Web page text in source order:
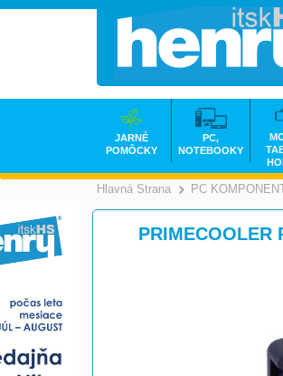
Hlavná Strana PC
JARNÉ
POMÔCKY
PC,
NOTEBOOKY